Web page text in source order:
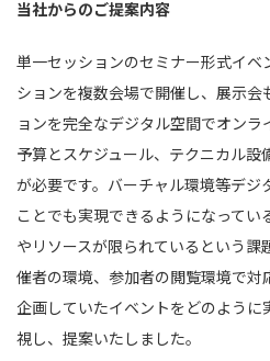
当社からのご提案内容
単一セッションのセミナー形式イベ
ションを複数会場で開催し、展示会
ョンを完全なデジタル空間でオン
予算とスケジュール、テクニカル設
が必要です。バーチャル環境等デジ
ことでも実現できるようになって
やリソースが限られているという課
催者の環境、参加者の閲覧環境で対
企画していたイベントをどのように
視し、提案いたしました。